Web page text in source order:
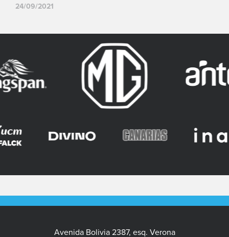
24/09/2021
Avenida Bolivia 2387, esq. Verona